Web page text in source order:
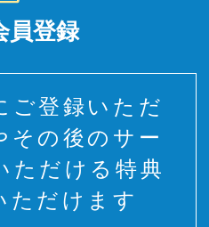
員登録
ご登録いただ
その後のサー
ただける特典
ただけます